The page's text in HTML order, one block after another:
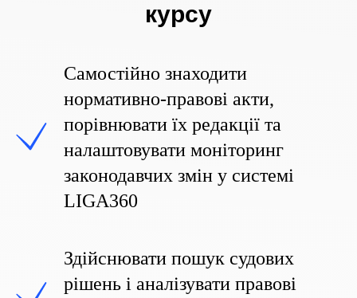
курсу
Самостійно знаходити
нормативно-правові акти,
порівнювати їх редакції та
налаштовувати моніторинг
законодавчих змін у системі
LIGA360
Здійснювати пошук судових
рішень і аналізувати правові